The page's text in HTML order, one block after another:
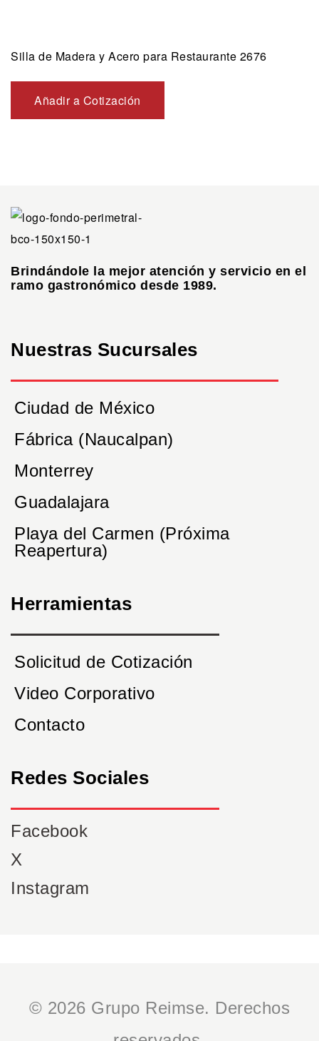
Silla de Madera y Acero para Restaurante 2676
Añadir a Cotización
Brindándole la mejor atención y servicio en el
ramo gastronómico desde 1989.
Nuestras Sucursales
Ciudad de México
Fábrica (Naucalpan)
Monterrey
Guadalajara
Playa del Carmen (Próxima
Reapertura)
Herramientas
Solicitud de Cotización
Video Corporativo
Contacto
Redes Sociales
Facebook
X
Instagram
© 2026 Grupo Reimse. Derechos